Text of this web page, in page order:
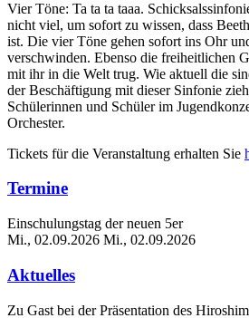
Vier Töne: Ta ta ta taaa.
nicht viel, um sofort zu wissen, dass
ist. Die vier Töne gehen sofort ins Ohr
verschwinden. Ebenso die freiheitlichen
mit ihr in die Welt trug. Wie aktuell die
der Beschäftigung mit dieser Sinfonie
Schülerinnen und Schüler im
Orchester.
Tickets für die Veranstaltung erhalten Sie
Termine
Einschulungstag der neuen 5er
Mi., 02.09.2026 Mi., 02.09.2026
Aktuelles
Zu Gast bei der Präsentation des